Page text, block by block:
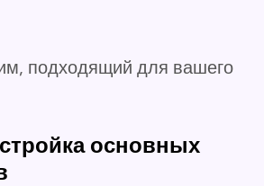
подходящий для вашего
основных